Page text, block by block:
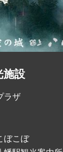
施設
ラザ
ぼこぼ